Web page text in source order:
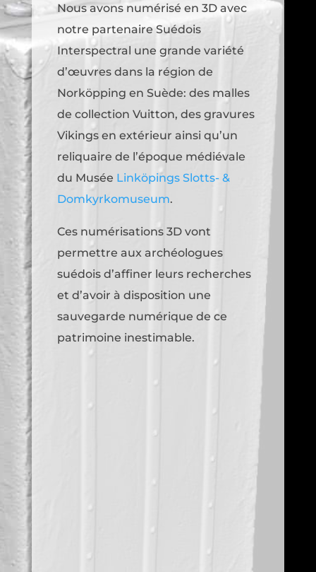
Nous avons numérisé en 3D avec
notre partenaire Suédois
Interspectral une grande variété
d’œuvres dans la région de
Norköpping en Suède: des malles
de collection Vuitton, des gravures
Vikings en extérieur ainsi qu’un
reliquaire de l’époque médiévale
du Musée Linköpings Slotts- &
Domkyrkomuseum.
Ces numérisations 3D vont
permettre aux archéologues
suédois d’affiner leurs recherches
et d’avoir à disposition une
sauvegarde numérique de ce
patrimoine inestimable.